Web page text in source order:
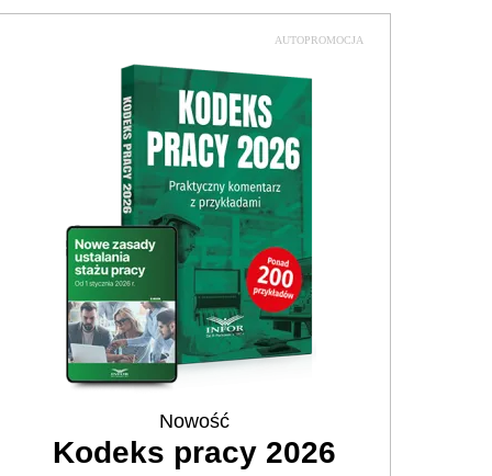
AUTOPROMOCJA
Nowość
Kodeks pracy 2026